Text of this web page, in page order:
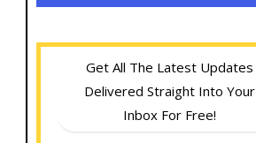
Get All The Latest Updates
Delivered Straight Into Your
Inbox For Free!